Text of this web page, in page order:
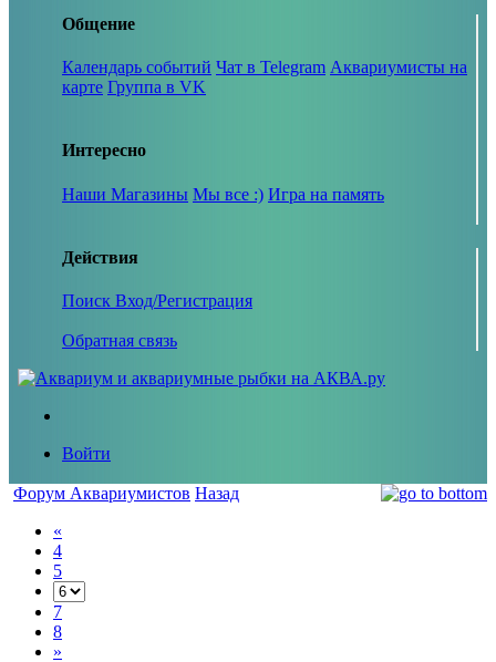
Общение
Календарь событий Чат в Telegram Аквариумисты на
карте Группа в VK
Интересно
Наши Магазины Мы все :) Игра на память
Действия
Поиск Вход/Регистрация
Обратная связь
Войти
Форум Аквариумистов Назад
«
4
5
7
8
»